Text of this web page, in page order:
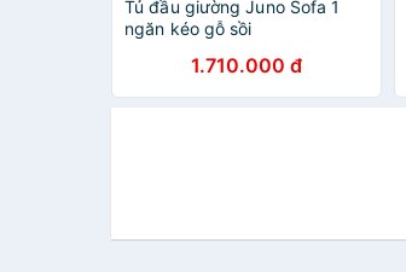
Tủ đầu giường Juno Sofa 1
ngăn kéo gỗ sồi
1.710.000 đ